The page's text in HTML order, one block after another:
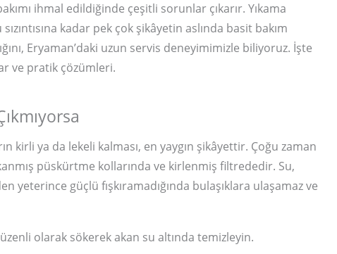
ihmal edildiğinde çeşitli sorunlar çıkarır. Yıkama
kadar pek çok şikâyetin aslında basit bakım
Eryaman’daki uzun servis deneyimimizle biliyoruz. İşte
ve pratik çözümleri.
kirli ya da lekeli kalması, en yaygın şikâyettir. Çoğu zaman
püskürtme kollarında ve kirlenmiş filtrededir. Su,
yeterince güçlü fışkıramadığında bulaşıklara ulaşamaz ve
olarak sökerek akan su altında temizleyin.